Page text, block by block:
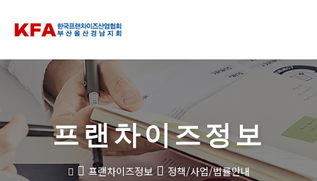
프랜차이즈정보
프랜차이즈정보 정책/사업/법률안내